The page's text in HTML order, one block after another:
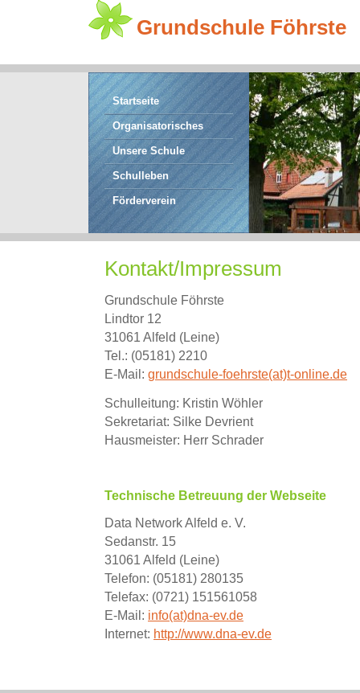
Grundschule Föhrste
Startseite
Organisatorisches
Unsere Schule
Schulleben
Förderverein
Kontakt/Impressum
Grundschule Föhrste
Lindtor 12
31061 Alfeld (Leine)
Tel.: (05181) 2210
E-Mail: grundschule-foehrste(at)t-online.de
Schulleitung: Kristin Wöhler
Sekretariat: Silke Devrient
Hausmeister: Herr Schrader
Technische Betreuung der Webseite
Data Network Alfeld e. V.
Sedanstr. 15
31061 Alfeld (Leine)
Telefon: (05181) 280135
Telefax: (0721) 151561058
E-Mail: info(at)dna-ev.de
Internet: http://www.dna-ev.de